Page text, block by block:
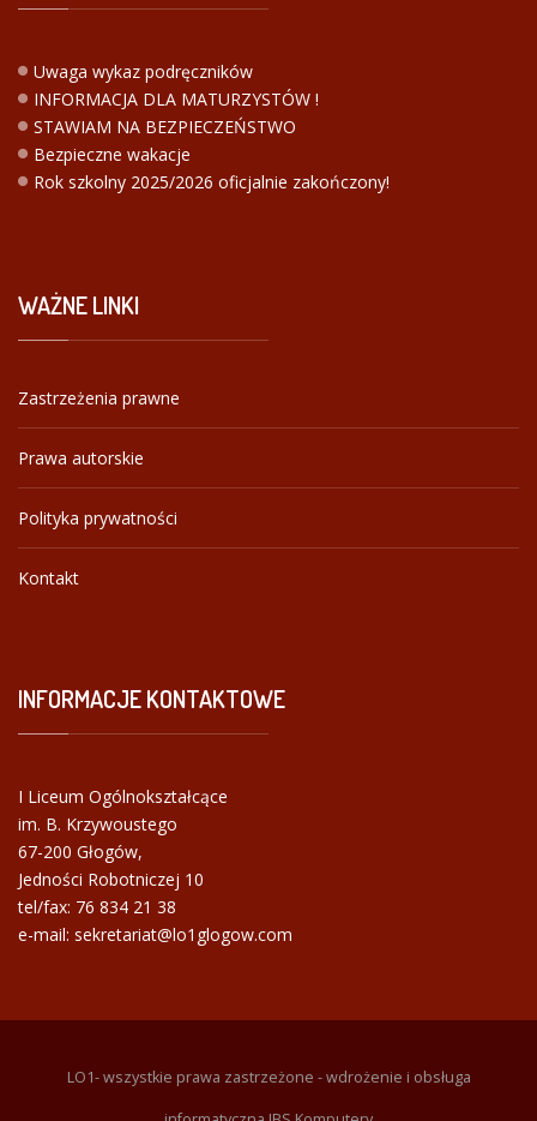
Uwaga wykaz podręczników
INFORMACJA DLA MATURZYSTÓW !
STAWIAM NA BEZPIECZEŃSTWO
Bezpieczne wakacje
Rok szkolny 2025/2026 oficjalnie zakończony!
WAŻNELINKI
Zastrzeżenia prawne
Prawa autorskie
Polityka prywatności
Kontakt
INFORMACJEKONTAKTOWE
I Liceum Ogólnokształcące
im. B. Krzywoustego
67-200 Głogów,
Jedności Robotniczej 10
tel/fax: 76 834 21 38
e-mail: sekretariat@lo1glogow.com
LO1- wszystkie prawa zastrzeżone - wdrożenie i obsługa